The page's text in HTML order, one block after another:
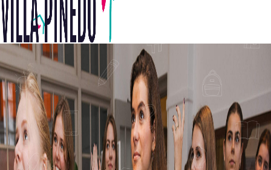
LIEFDE
MASTERCLASS
'WAT BETEKENT